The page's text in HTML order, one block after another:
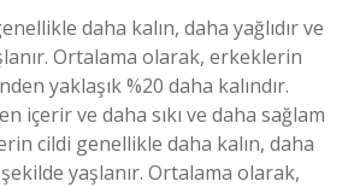
daha kalın, daha yağlıdır ve
Ortalama olarak, erkeklerin
yaklaşık %20 daha kalındır.
içerir ve daha sıkı ve daha sağlam
cildi genellikle daha kalın, daha
şekilde yaşlanır. Ortalama olarak,